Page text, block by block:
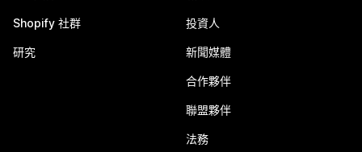
Shopify 社群
研究
投資人
新聞媒體
合作夥伴
聯盟夥伴
法務